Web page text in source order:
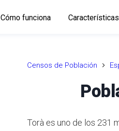
Cómo funciona Características
Censos de Población
Torà es uno de los 231